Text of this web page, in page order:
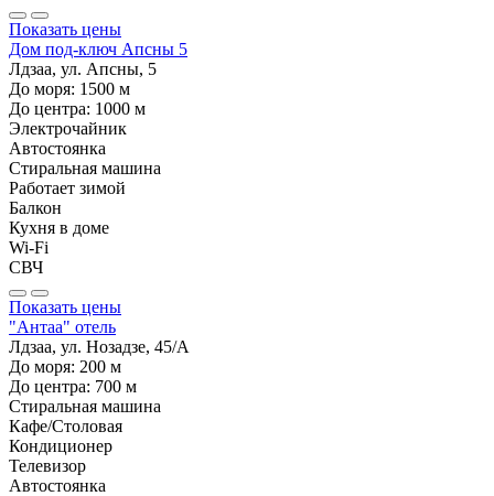
Показать цены
Дом под-ключ Апсны 5
Лдзаа, ул. Апсны, 5
До моря: 1500 м
До центра: 1000 м
Электрочайник
Автостоянка
Стиральная машина
Работает зимой
Балкон
Кухня в доме
Wi-Fi
СВЧ
Показать цены
"Антаа" отель
Лдзаа, ул. Нозадзе, 45/А
До моря: 200 м
До центра: 700 м
Стиральная машина
Кафе/Столовая
Кондиционер
Телевизор
Автостоянка